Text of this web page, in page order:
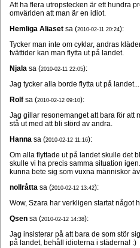
Att ha flera utropstecken är ett hundra
omvärlden att man är en idiot.
Hemliga Aliaset sa (2010-02-11 20:24):
Tycker man inte om cyklar, andras
tvättider kan man flytta ut på landet.
Njala sa (2010-02-11 22:05):
Jag tycker alla borde flytta ut på landet...
Rolf sa (2010-02-12 09:10):
Jag gillar resonemanget att bara för att
stå ut med att bli störd av andra.
Hanna sa (2010-02-12 11:16):
Om alla flyttade ut på landet skulle det
skulle vi ha precis samma situation
kunna bete sig som vuxna människor
nollråtta sa (2010-02-12 13:42):
Wow, Szara har verkligen startat något
Qsen sa (2010-02-12 14:38):
Jag insisterar på att bara de som stör
på landet, behåll idioterna i städerna! :)